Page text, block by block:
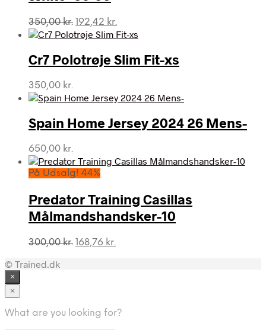
350,00kr. Den
oprindelige
var:
350,00 kr..
192,42 kr.
aktuelle
er:
192,42 kr..
Cr7 Polotrøje Slim Fit-xs
350,00 kr.
Spain Home Jersey 2024 26 Mens-
650,00 kr.
På Udsalg! 44%
Predator Training Casillas
Målmandshandsker-10
300,00kr. Den
168,76 kr.
© Trained.dk
×
×
What are you looking for?